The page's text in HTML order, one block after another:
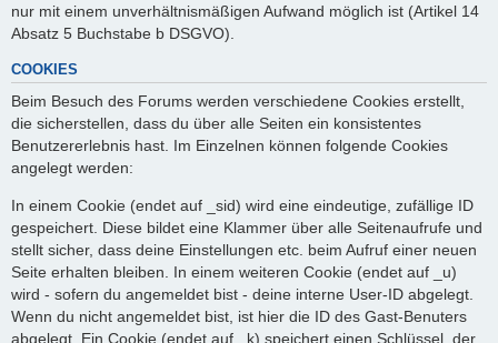
nur mit einem unverhältnismäßigen Aufwand möglich ist (Artikel 14
Absatz 5 Buchstabe b DSGVO).
COOKIES
Beim Besuch des Forums werden verschiedene Cookies erstellt,
die sicherstellen, dass du über alle Seiten ein konsistentes
Benutzererlebnis hast. Im Einzelnen können folgende Cookies
angelegt werden:
In einem Cookie (endet auf _sid) wird eine eindeutige, zufällige ID
gespeichert. Diese bildet eine Klammer über alle Seitenaufrufe und
stellt sicher, dass deine Einstellungen etc. beim Aufruf einer neuen
Seite erhalten bleiben. In einem weiteren Cookie (endet auf _u)
wird - sofern du angemeldet bist - deine interne User-ID abgelegt.
Wenn du nicht angemeldet bist, ist hier die ID des Gast-Benuters
abgelegt. Ein Cookie (endet auf _k) speichert einen Schlüssel, der